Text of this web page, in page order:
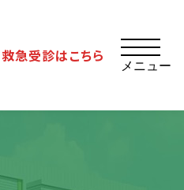
救急受診はこちら
メニュー